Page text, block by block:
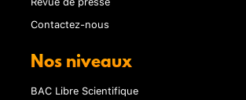
Contactez-nous
Nos niveaux
BAC Libre Scientifique